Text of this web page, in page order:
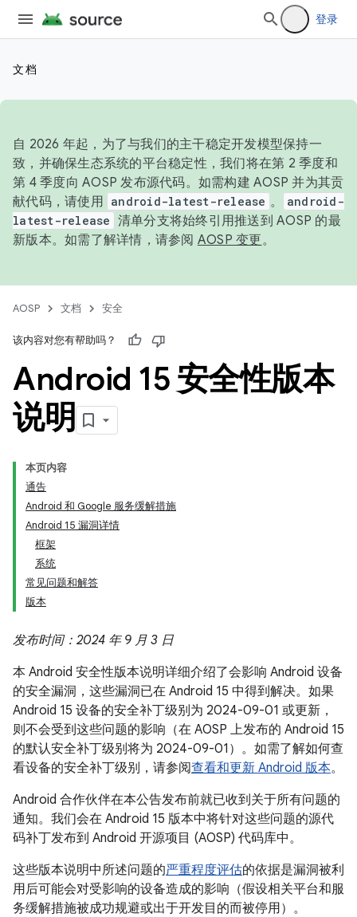
登录
文档
自 2026 年起，为了与我们的主干稳定开发模型保持一
致，并确保生态系统的平台稳定性，我们将在第 2 季度和
第 4 季度向 AOSP 发布源代码。如需构建 AOSP 并为其贡
献代码，请使用 android-latest-release 。
android-
latest-release 清单分支将始终引用推送到 AOSP 的最
新版本。如需了解详情，请参阅 AOSP 变更。
AOSP 文档 安全
该内容对您有帮助吗？
Android 15 安全性版本
说明
本页内容
通告
Android 和 Google 服务缓解措施
Android 15 漏洞详情
框架
系统
常见问题和解答
版本
发布时间：2024 年 9 月 3 日
本 Android 安全性版本说明详细介绍了会影响 Android 设备
的安全漏洞，这些漏洞已在 Android 15 中得到解决。如果
Android 15 设备的安全补丁级别为 2024-09-01 或更新，
则不会受到这些问题的影响（在 AOSP 上发布的 Android 15
的默认安全补丁级别将为 2024-09-01）。如需了解如何查
看设备的安全补丁级别，请参阅查看和更新 Android 版本。
Android 合作伙伴在本公告发布前就已收到关于所有问题的
通知。我们会在 Android 15 版本中将针对这些问题的源代
码补丁发布到 Android 开源项目 (AOSP) 代码库中。
这些版本说明中所述问题的严重程度评估的依据是漏洞被利
用后可能会对受影响的设备造成的影响（假设相关平台和服
务缓解措施被成功规避或出于开发目的而被停用）。